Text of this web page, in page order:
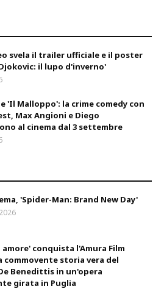
svela il trailer ufficiale e il poster
il lupo d'inverno'
'Il Malloppo': la crime comedy con
Max Angioni e Diego
al cinema dal 3 settembre
'Spider-Man: Brand New Day'
conquista l'Amura Film
commovente storia vera del
Benedittis in un'opera
girata in Puglia